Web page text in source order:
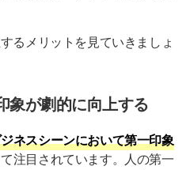
るメリットを見ていきましょ
象が劇的に向上する
ネスシーンにおいて第一印象
注目されています。人の第一